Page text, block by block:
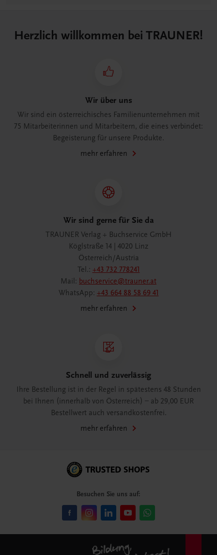
Herzlich willkommen bei TRAUNER!
Wir über uns
Wir sind ein österreichisches Familienunternehmen mit
75 Mitarbeiterinnen und Mitarbeitern, die eines verbindet:
Begeisterung für unsere Produkte.
mehr erfahren
Wir sind gerne für Sie da
TRAUNER Verlag + Buchservice GmbH
Köglstraße 14 | 4020 Linz
Österreich/Austria
Tel.: +43 732 778241
Mail: buchservice@trauner.at
WhatsApp: +43 664 88 58 69 41
mehr erfahren
Schnell und zuverlässig
Ihre Bestellung ist in der Regel in spätestens 48 Stunden
bei Ihnen (innerhalb von Österreich) – ab 29,00 EUR
Bestellwert auch versandkostenfrei.
mehr erfahren
Besuchen Sie uns auf: